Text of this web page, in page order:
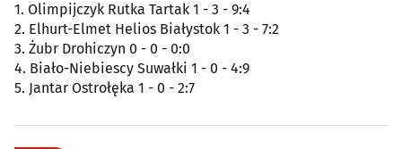
1. Olimpijczyk Rutka Tartak 1 - 3 - 9:4
2. Elhurt-Elmet Helios Białystok 1 - 3 - 7:2
3. Żubr Drohiczyn 0 - 0 - 0:0
4. Biało-Niebiescy Suwałki 1 - 0 - 4:9
5. Jantar Ostrołęka 1 - 0 - 2:7